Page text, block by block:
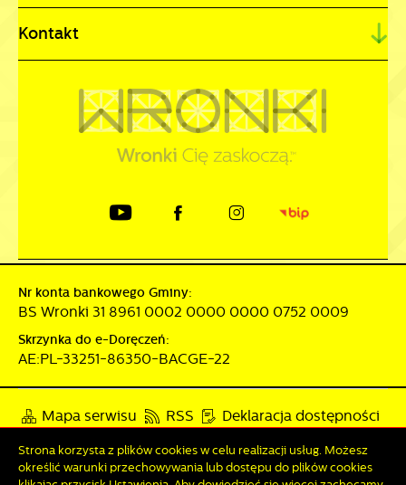
Kontakt
Nr konta bankowego Gminy:
BS Wronki 31 8961 0002 0000 0000 0752 0009
Skrzynka do e-Doręczeń:
AE:PL-33251-86350-BACGE-22
Mapa serwisu RSS
Deklaracja dostępności
Polityka prywatności
Sygnalista
Strona korzysta z plików cookies w celu realizacji usług. Możesz
określić warunki przechowywania lub dostępu do plików cookies